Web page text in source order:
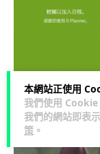
本網站正使用
我們使用 Cookie
我們的網站即表
策 。
▲在主介面向
Flipboard 介
覽各種資訊。